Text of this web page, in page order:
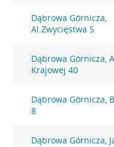
Dąbrowa Górnicza,
Al.Zwycięstwa 5
Dąbrowa Górnicza,
Krajowej 40
Dąbrowa Górnicza,
8
Dąbrowa Górnicza,